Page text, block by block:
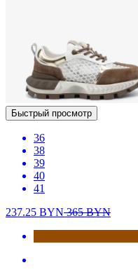
Быстрый просмотр
36
38
39
40
41
237.25 BYN365BYN